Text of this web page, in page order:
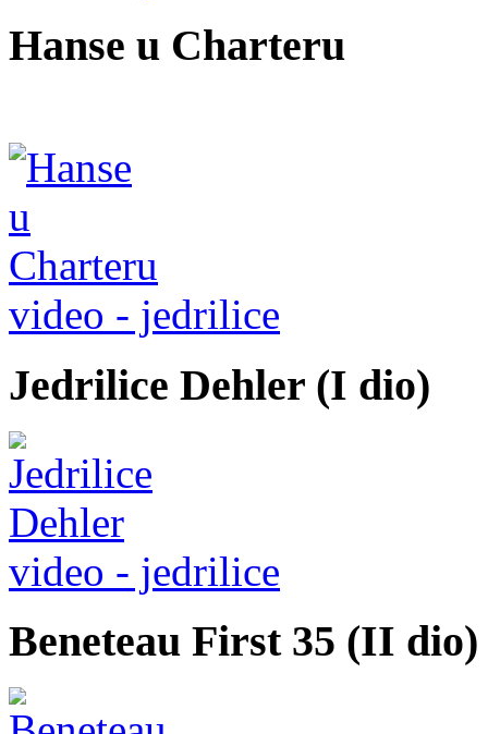
Hanse u Charteru
video - jedrilice
Jedrilice Dehler (I dio)
video - jedrilice
Beneteau First 35 (II dio)